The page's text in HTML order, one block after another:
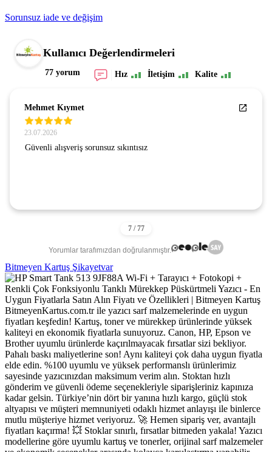
Sorunsuz iade ve değişim
Kullanıcı Değerlendirmeleri
77 yorum Hız İletişim Kalite
Mehmet Kıymet
23.07.2026
Güvenli alışveriş sorunsuz sıkıntısız
Yorumlar tarafımızdan doğrulanmıştır.
Bitmeyen Kartuş Şikayetvar
BitmeyenKartus.com.tr ile yazıcı sarf malzemelerinde en uygun
fiyatları keşfedin! Kartuş, toner ve mürekkep ürünlerinde yüksek
kaliteyi en ekonomik fiyatlarla sunuyoruz. Canon, HP, Epson ve
Brother uyumlu ürünlerde kaçırılmayacak fırsatlar sizi bekliyor.
Pahalı baskı maliyetlerine son! Aynı kaliteyi çok daha uygun fiyatla
elde edin. %100 uyumlu ve yüksek performanslı ürünlerimiz
sayesinde yazıcınızdan maksimum verim alın. Stoktan hızlı
gönderim ve güvenli ödeme seçenekleriyle siparişleriniz kapınıza
kadar gelsin. Türkiye’nin dört bir yanına hızlı kargo, güçlü stok
altyapısı ve müşteri memnuniyeti odaklı hizmet anlayışı ile binlerce
mutlu müşteriye hizmet veriyoruz. 🚀 Hemen sipariş ver, avantajlı
fiyatları kaçırma! 💥 Stoklar sınırlı, fırsatlar bitmeden yakala! Yazıcı
modellerine göre uyumlu kartuş ve tonerler, orijinal sarf malzemeler